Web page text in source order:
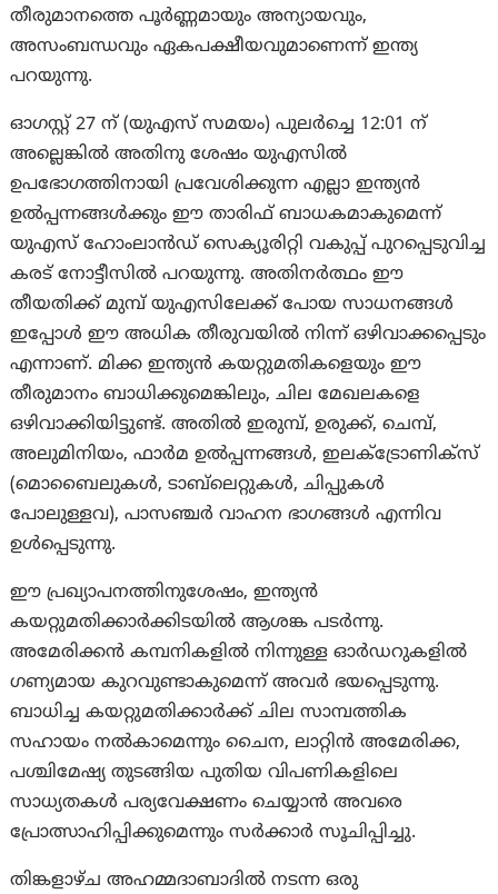
തീരുമാനത്തെ പൂർണ്ണമായും അന്യായവും,
അസംബന്ധവും ഏകപക്ഷീയവുമാണെന്ന് ഇന്ത്യ
പറയുന്നു.
ഓഗസ്റ്റ് 27 ന് (യുഎസ് സമയം) പുലർച്ചെ 12:01 ന്
അല്ലെങ്കിൽ അതിനു ശേഷം യുഎസിൽ
ഉപഭോഗത്തിനായി പ്രവേശിക്കുന്ന എല്ലാ ഇന്ത്യൻ
ഉൽപ്പന്നങ്ങൾക്കും ഈ താരിഫ് ബാധകമാകുമെന്ന്
യുഎസ് ഹോംലാൻഡ് സെക്യൂരിറ്റി വകുപ്പ് പുറപ്പെടുവിച്ച
കരട് നോട്ടീസിൽ പറയുന്നു. അതിനർത്ഥം ഈ
തീയതിക്ക് മുമ്പ് യുഎസിലേക്ക് പോയ സാധനങ്ങൾ
ഇപ്പോൾ ഈ അധിക തീരുവയിൽ നിന്ന് ഒഴിവാക്കപ്പെടും
എന്നാണ്. മിക്ക ഇന്ത്യൻ കയറ്റുമതികളെയും ഈ
തീരുമാനം ബാധിക്കുമെങ്കിലും, ചില മേഖലകളെ
ഒഴിവാക്കിയിട്ടുണ്ട്. അതിൽ ഇരുമ്പ്, ഉരുക്ക്, ചെമ്പ്,
അലുമിനിയം, ഫാർമ ഉൽപ്പന്നങ്ങൾ, ഇലക്ട്രോണിക്സ്
(മൊബൈലുകൾ, ടാബ്‌ലെറ്റുകൾ, ചിപ്പുകൾ
പോലുള്ളവ), പാസഞ്ചർ വാഹന ഭാഗങ്ങൾ എന്നിവ
ഉൾപ്പെടുന്നു.
ഈ പ്രഖ്യാപനത്തിനുശേഷം, ഇന്ത്യൻ
കയറ്റുമതിക്കാർക്കിടയിൽ ആശങ്ക പടര്‍ന്നു.
അമേരിക്കൻ കമ്പനികളിൽ നിന്നുള്ള ഓർഡറുകളിൽ
ഗണ്യമായ കുറവുണ്ടാകുമെന്ന് അവർ ഭയപ്പെടുന്നു.
ബാധിച്ച കയറ്റുമതിക്കാർക്ക് ചില സാമ്പത്തിക
സഹായം നൽകാമെന്നും ചൈന, ലാറ്റിൻ അമേരിക്ക,
പശ്ചിമേഷ്യ തുടങ്ങിയ പുതിയ വിപണികളിലെ
സാധ്യതകൾ പര്യവേക്ഷണം ചെയ്യാൻ അവരെ
പ്രോത്സാഹിപ്പിക്കുമെന്നും സർക്കാർ സൂചിപ്പിച്ചു.
തിങ്കളാഴ്ച അഹമ്മദാബാദിൽ നടന്ന ഒരു